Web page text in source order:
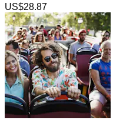
US$28.87